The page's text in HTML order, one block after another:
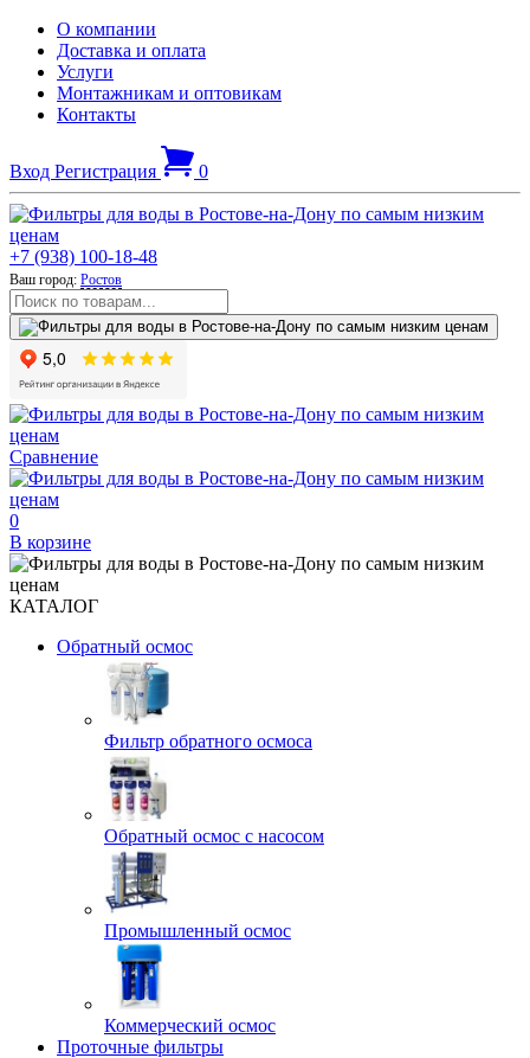
О компании
Доставка и оплата
Услуги
Монтажникам и оптовикам
Контакты
Вход Регистрация 0
+7 (938) 100-18-48
Ваш город: Ростов
Сравнение
0
В корзине
КАТАЛОГ
Обратный осмос
Фильтр обратного осмоса
Обратный осмос с насосом
Промышленный осмос
Коммерческий осмос
Проточные фильтры